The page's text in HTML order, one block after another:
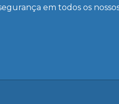
em todos os